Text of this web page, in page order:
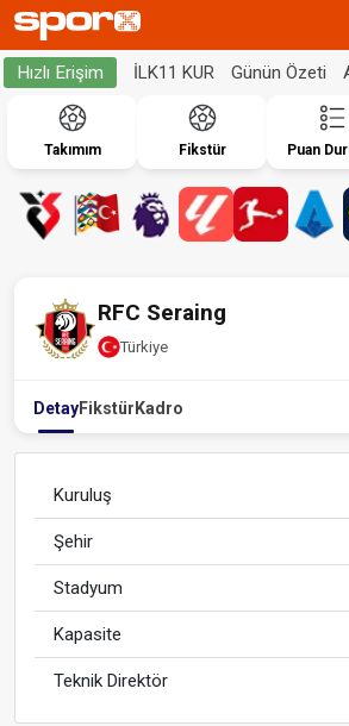
Hızlı Erişim İLK11 KUR Günün Özeti
Takımım Fikstür Puan
RFC Seraing
Türkiye
DetayFikstür Kadro
Kuruluş
Şehir
Stadyum
Kapasite
Teknik Direktör